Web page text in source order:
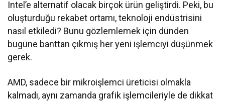
Intel’e alternatif olacak birçok ürün geliştirdi. Peki, bu
oluşturduğu rekabet ortamı, teknoloji endüstrisini
nasıl etkiledi? Bunu gözlemlemek için dünden
bugüne banttan çıkmış her yeni işlemciyi düşünmek
gerek.
AMD, sadece bir mikroişlemci üreticisi olmakla
kalmadı, aynı zamanda grafik işlemcileriyle de dikkat